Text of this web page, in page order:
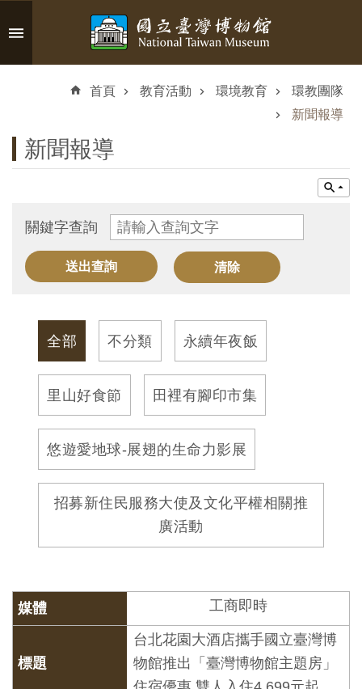
跳到主要內容區塊
識
博
活
動
出
首頁 教育活動 環境教育
環教團隊
新聞報導
新聞報導
關鍵字查詢
全部 不分類 永續年夜飯
里山好食節 田裡有腳印市集
悠遊愛地球-展翅的生命力影展
招募新住民服務大使及文化平權相關推
廣活動
工商即時
台北花園大酒店攜手國立臺灣博
物館推出「臺灣博物館主題房」